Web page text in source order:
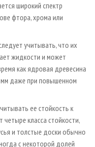
широкий спектр
фтора, хрома или
учитывать, что их
жидкости и может
как ядровая древесина
мм даже при повышенном
ее стойкость к
четыре класса стойкости,
и толстые доски обычно
с некоторой долей